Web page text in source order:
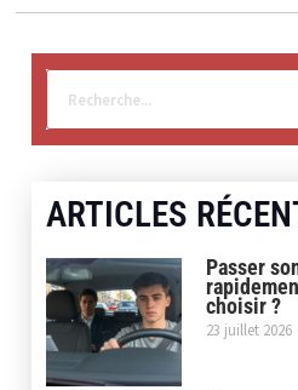
ARTICLES
Passer
choisir ?
23 juillet 2026